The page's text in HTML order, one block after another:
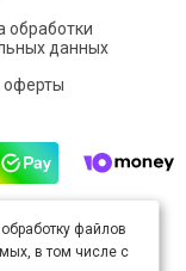
обработки
данных
оферты
лицензии Creative
4.0
файлов
в том числе с